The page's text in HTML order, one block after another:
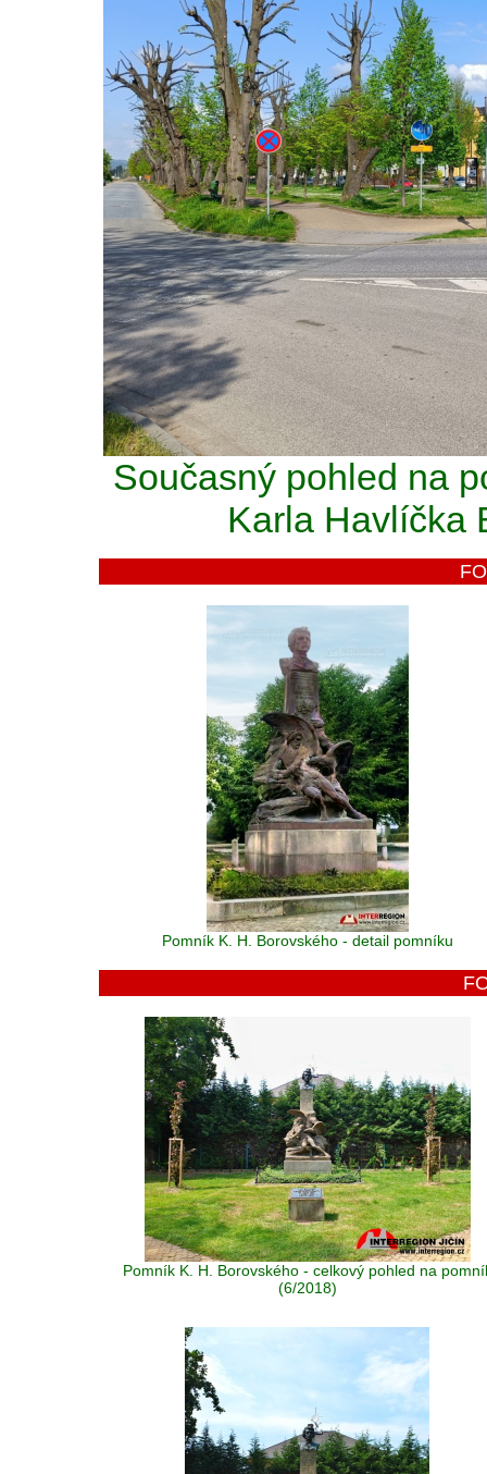
Současný pohled na
Karla Havlíčka
Pomník K. H. Borovského - detail pomníku
Pomník K. H. Borovského - celkový pohled na
(6/2018)